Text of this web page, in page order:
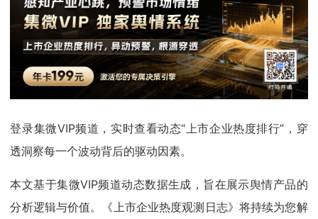
登录集微VIP频道，实时查看动态“上市企业热度排行”，穿
透洞察每一个波动背后的驱动因素。
本文基于集微VIP频道动态数据生成，旨在展示舆情产品的
分析逻辑与价值。《上市企业热度观测日志》将持续为您解